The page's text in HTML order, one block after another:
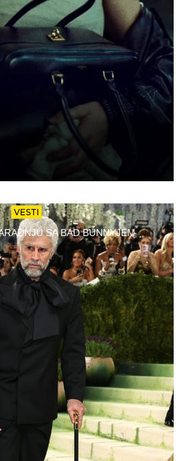
VESTI
SA BAD BUNNYJEM